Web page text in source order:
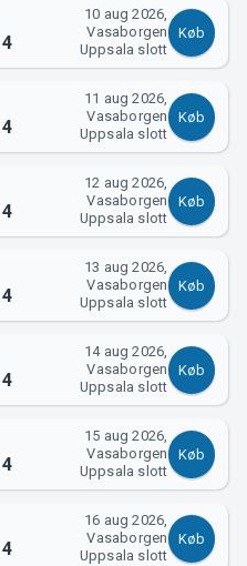
10 aug 2026,
Vasaborgen
Uppsala slott
Køb
11 aug 2026,
Vasaborgen
Uppsala slott
Køb
12 aug 2026,
Vasaborgen
Uppsala slott
Køb
13 aug 2026,
Vasaborgen
Uppsala slott
Køb
14 aug 2026,
Vasaborgen
Uppsala slott
Køb
15 aug 2026,
Vasaborgen
Uppsala slott
Køb
16 aug 2026,
Vasaborgen
Uppsala slott
Køb